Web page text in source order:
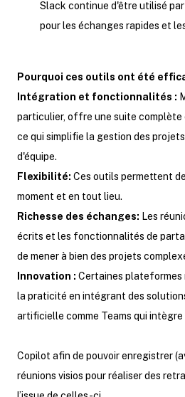
Slack continue d'être utilisé
pour les échanges rapides et
Pourquoi ces outils ont été
Intégration et fonctionnalités :
particulier, offre une suite complète
ce qui simplifie la gestion des
d'équipe.
Flexibilité: Ces outils permettent
moment et en tout lieu.
Richesse des échanges: Les
écrits et les fonctionnalités de
de mener à bien des projets
Innovation : Certaines plateformes
la praticité en intégrant des
artificielle comme Teams qui intègre
Copilot afin de pouvoir enregistrer
réunions visios pour réaliser des